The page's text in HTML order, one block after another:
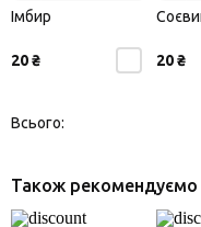
Імбир
20 ₴ 20 ₴
Всього:
Також рекомендуємо